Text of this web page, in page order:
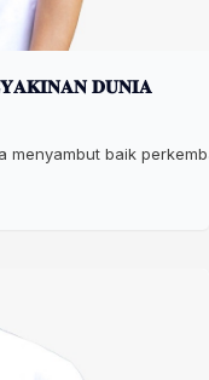
𝐃𝐔𝐍𝐈𝐀
menyambut baik